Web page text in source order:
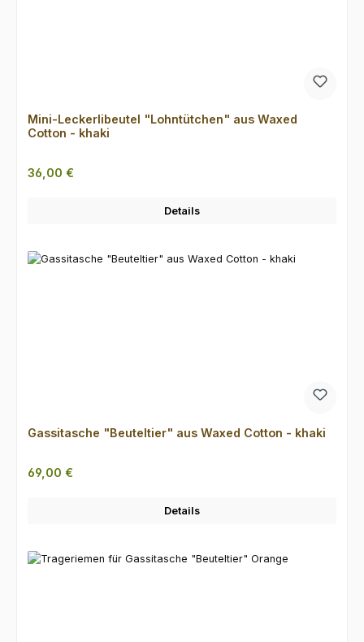
Mini-Leckerlibeutel "Lohntütchen" aus Waxed
Cotton - khaki
Regulärer Preis:
36,00 €
Details
Gassitasche "Beuteltier" aus Waxed Cotton - khaki
Regulärer Preis:
69,00 €
Details